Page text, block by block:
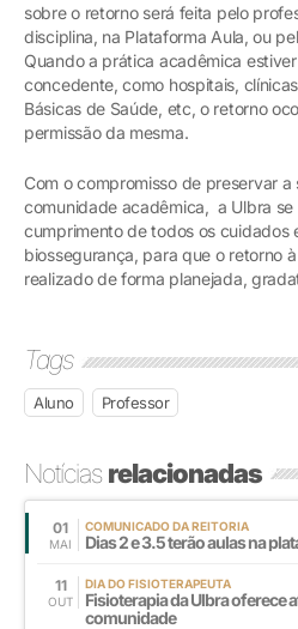
sobre o retorno será feita pelo
disciplina, na Plataforma Aula, ou
Quando a prática acadêmica
concedente, como hospitais,
Básicas de Saúde, etc, o retorno
permissão da mesma.
Com o compromisso de preservar
comunidade acadêmica, a Ulbra se
cumprimento de todos os cuidados
biossegurança, para que o retorno
realizado de forma planejada,
Tags
Aluno Professor
Notíciasrelacionadas
01
MAI
COMUNICADO DA REITORIA
Dias 2 e 3.5 terão aulas na
11
OUT
DIA DO FISIOTERAPEUTA
Fisioterapia da Ulbra oferece
comunidade